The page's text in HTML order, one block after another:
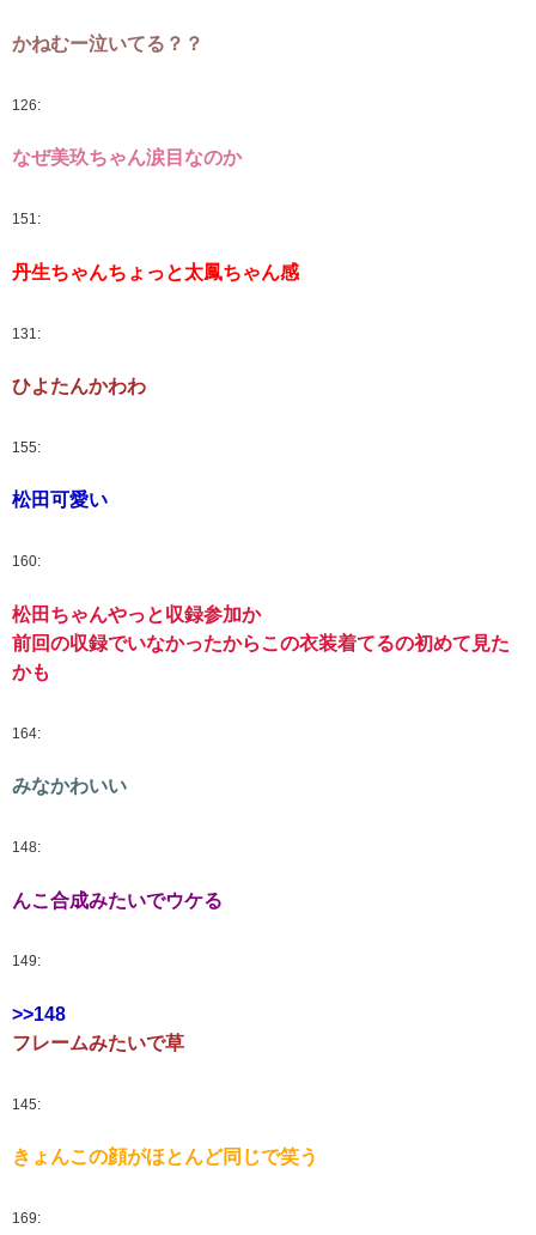
かねむー泣いてる？？
126:
なぜ美玖ちゃん涙目なのか
151:
丹生ちゃんちょっと太鳳ちゃん感
131:
ひよたんかわわ
155:
松田可愛い
160:
松田ちゃんやっと収録参加か
前回の収録でいなかったからこの衣装着てるの初めて見た
かも
164:
みなかわいい
148:
んこ合成みたいでウケる
149:
>>148
フレームみたいで草
145:
きょんこの顔がほとんど同じで笑う
169: